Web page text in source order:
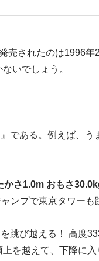
売されたのは1996
いでしょう。
である。例えば、
さ1.0m おもさ
ンプで東京タワーも
跳び越える！ 高度
を越えて、下降に